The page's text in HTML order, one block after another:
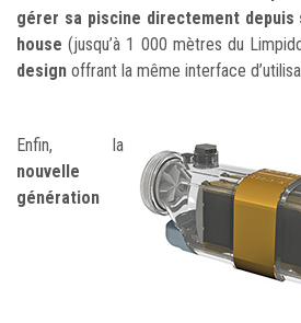
gérer sa piscine directement depuis
house (jusqu’à 1 000 mètres du
design offrant la même interface
Enfin, la
nouvelle
génération